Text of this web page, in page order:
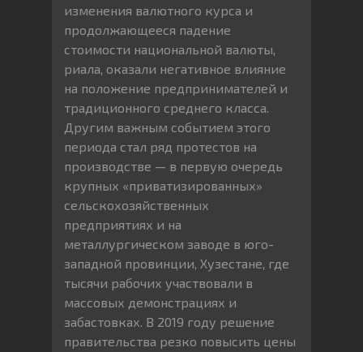
изменения валютного курса и
продолжающееся падение
стоимости национальной валюты,
риала, оказали негативное влияние
на положение предпринимателей и
традиционного среднего класса.
Другим важным событием этого
периода стал ряд протестов на
производстве — в первую очередь
крупных «приватизированных»
сельскохозяйственных
предприятиях и на
металлургическом заводе в юго-
западной провинции, Хузестане, где
тысячи рабочих участвовали в
массовых демонстрациях и
забастовках. В 2019 году решение
правительства резко повысить цены